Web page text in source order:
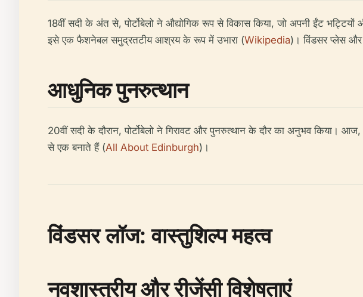
18वीं सदी के अंत से, पोर्टोबेलो ने औद्योगिक रूप से विकास किया, जो अपनी ईंट
इसे एक फैशनेबल समुद्रतटीय आश्रय के रूप में उभारा (Wikipedia)। विंडसर प्लेस और
आधुनिक पुनरुत्थान
20वीं सदी के दौरान, पोर्टोबेलो ने गिरावट और पुनरुत्थान के दौर का अनुभव किया।
से एक बनाते हैं (All About Edinburgh)।
विंडसर लॉज: वास्तुशिल्प महत्व
नवशास्त्रीय और रीजेंसी विशेषताएं